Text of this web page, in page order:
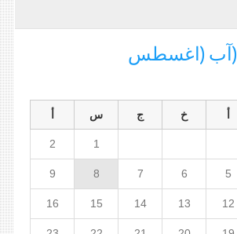
(آب (اغسطس
خ ج س
1
2
5
6
7
8
9
12
13
14
15
16